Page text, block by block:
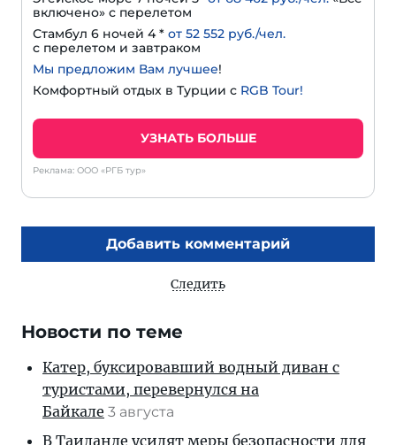
включено» с перелетом
Стамбул 6 ночей 4 * от 52 552 руб./чел.
с перелетом и завтраком
Мы предложим Вам лучшее!
Комфортный отдых в Турции с RGB Tour!
УЗНАТЬ БОЛЬШЕ
Реклама: ООО «РГБ тур»
Добавить комментарий
Следить
Новости по теме
Катер, буксировавший водный диван с
туристами, перевернулся на
Байкале 3 августа
В Таиланде усилят меры безопасности для